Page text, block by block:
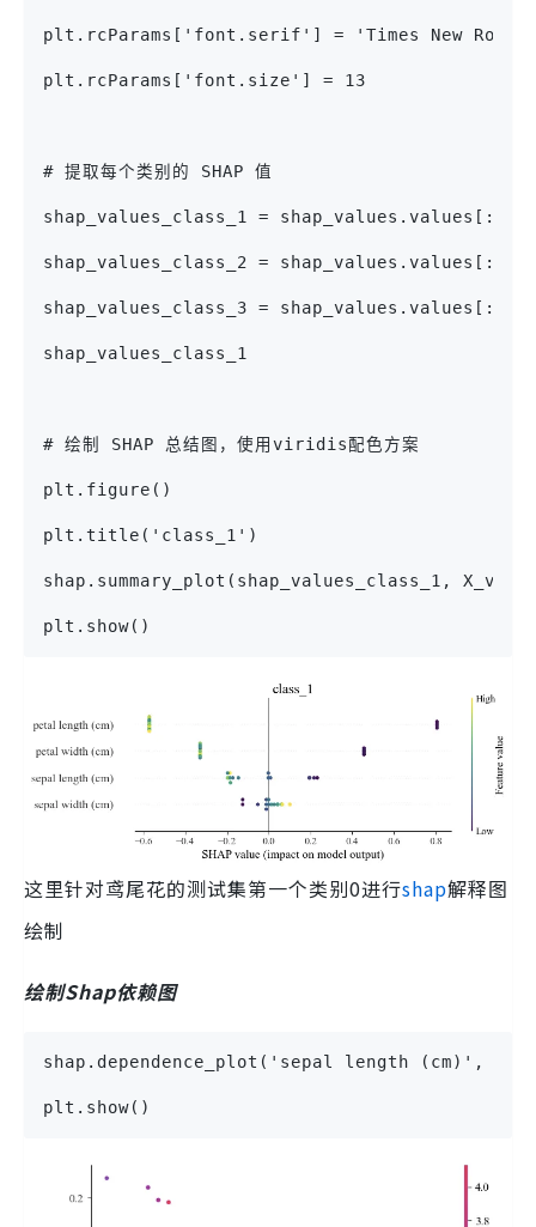
plt.rcParams['font.serif'] = 'Times New
plt.rcParams['font.size'] = 13
# 提取每个类别的 SHAP 值
shap_values_class_1 = shap_values.values[:,
shap_values_class_2 = shap_values.values[:,
shap_values_class_3 = shap_values.values[:,
shap_values_class_1
# 绘制 SHAP 总结图，使用viridis配色方案
plt.figure()
plt.title('class_1')
shap.summary_plot(shap_values_class_1,
plt.show()
这里针对鸢尾花的测试集第一个类别0进行shap解释图
绘制
绘制Shap依赖图
shap.dependence_plot('sepal length (cm)',
plt.show()